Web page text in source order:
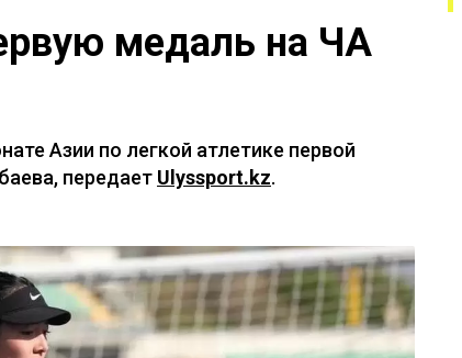
медаль на ЧА
Азии по легкой атлетике первой
передает Ulyssport.kz.